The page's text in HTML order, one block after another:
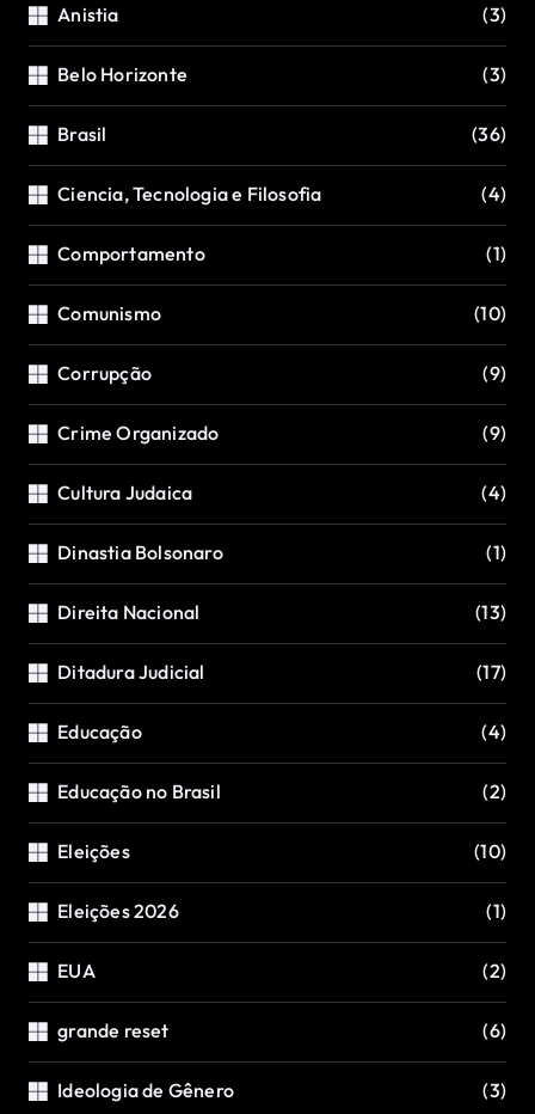
Anistia (3)
Belo Horizonte (3)
Brasil (36)
Ciencia, Tecnologia e Filosofia (4)
Comportamento (1)
Comunismo (10)
Corrupção (9)
Crime Organizado (9)
Cultura Judaica (4)
Dinastia Bolsonaro (1)
Direita Nacional (13)
Ditadura Judicial (17)
Educação (4)
Educação no Brasil (2)
Eleições (10)
Eleições 2026 (1)
EUA (2)
grande reset (6)
Ideologia de Gênero (3)